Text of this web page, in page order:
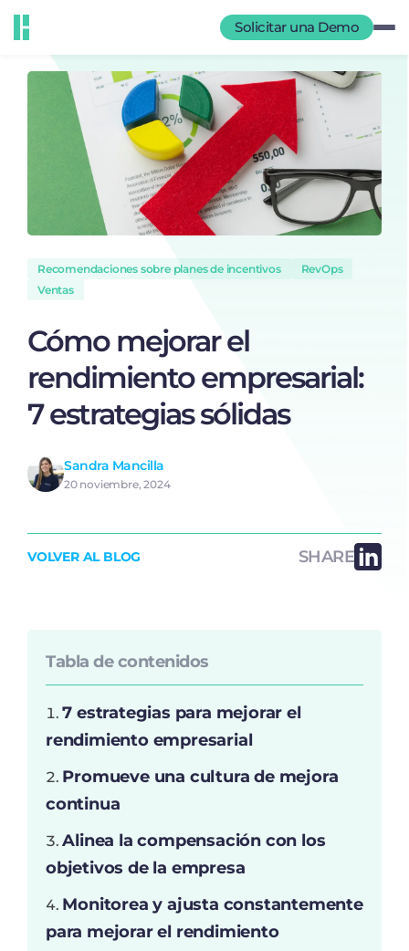
Solicitar una Demo
Recomendaciones sobre planes de incentivos
RevOps
Ventas
Cómo mejorar el
rendimiento empresarial:
7 estrategias sólidas
Sandra Mancilla
20 noviembre, 2024
VOLVER AL BLOG SHARE
Tabla de contenidos
7 estrategias para mejorar el
rendimiento empresarial
Promueve una cultura de mejora
continua
Alinea la compensación con los
objetivos de la empresa
Monitorea y ajusta constantemente
para mejorar el rendimiento